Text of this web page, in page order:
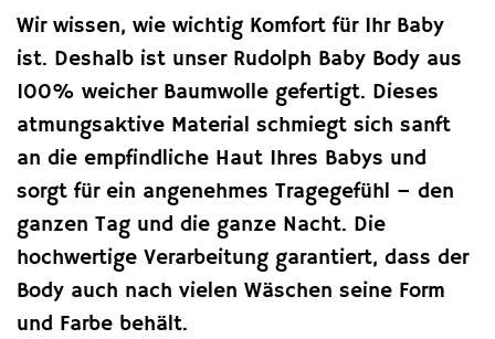
Wir wissen, wie wichtig Komfort für Ihr Baby
ist. Deshalb ist unser Rudolph Baby Body aus
100% weicher Baumwolle gefertigt. Dieses
atmungsaktive Material schmiegt sich sanft
an die empfindliche Haut Ihres Babys und
sorgt für ein angenehmes Tragegefühl – den
ganzen Tag und die ganze Nacht. Die
hochwertige Verarbeitung garantiert, dass der
Body auch nach vielen Wäschen seine Form
und Farbe behält.